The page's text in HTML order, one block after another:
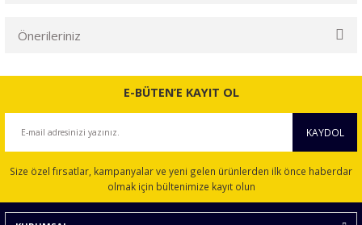
Önerileriniz
Bu ürünün fiyat bilgisi, resim, ürün açıklamalarında ve diğer
konularda yetersiz gördüğünüz noktaları öneri formunu
Ürün açıklamasında eksik bilgiler bulunuyor.
Ürün bilgilerinde hatalar bulunuyor.
E-BÜTEN’E KAYIT OL
KAYDOL
Size özel fırsatlar, kampanyalar ve yeni gelen ürünlerden ilk önce haberdar
olmak için bültenimize kayıt olun